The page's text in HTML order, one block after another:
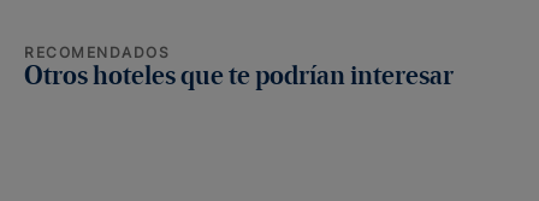
RECOMENDADOS
Otros hoteles que te podrían interesar